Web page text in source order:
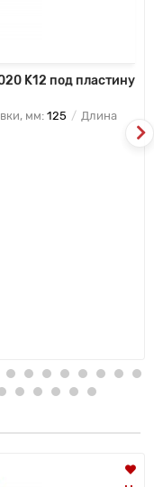
K12 под пластину
мм: 125
Длина